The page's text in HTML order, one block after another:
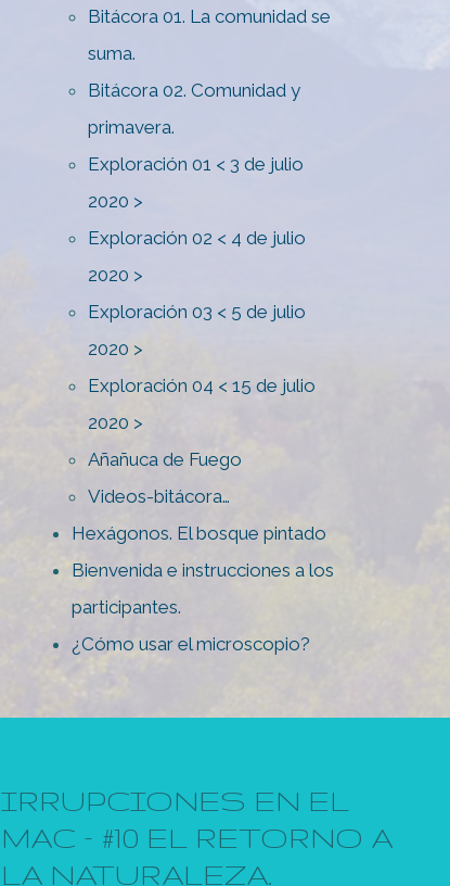
Bitácora 01. La comunidad se
suma.
Bitácora 02. Comunidad y
primavera.
Exploración 01 < 3 de julio
2020 >
Exploración 02 < 4 de julio
2020 >
Exploración 03 < 5 de julio
2020 >
Exploración 04 < 15 de julio
2020 >
Añañuca de Fuego
Videos-bitácora…
Hexágonos. El bosque pintado
Bienvenida e instrucciones a los
participantes.
¿Cómo usar el microscopio?
IRRUPCIONES EN EL
MAC – #10 EL RETORNO A
LA NATURALEZA.